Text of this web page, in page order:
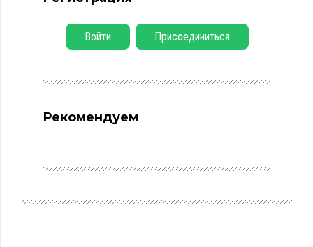
Войти Присоединиться
Рекомендуем